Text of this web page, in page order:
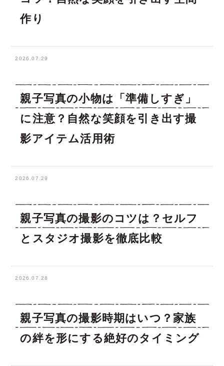
作り
2026.07.29
親子写真の小物は「準備しすぎ」
に注意？自然な笑顔を引き出す撮
影アイテム活用術
2026.07.29
親子写真の撮影のコツは？セルフ
とスタジオ撮影を徹底比較
2026.07.28
親子写真の撮影時期はいつ？家族
の絆を形にする絶好のタイミング